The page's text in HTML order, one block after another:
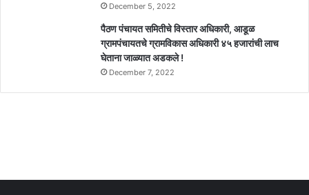
December 5, 2022
पैठण पंचायत समितीचे विस्तार अधिकारी, आडूळ
ग्रामपंचायतचे ग्रामविकास अधिकारी ४५ हजारांची लाच
घेताना जाळ्यात अडकले !
December 7, 2022